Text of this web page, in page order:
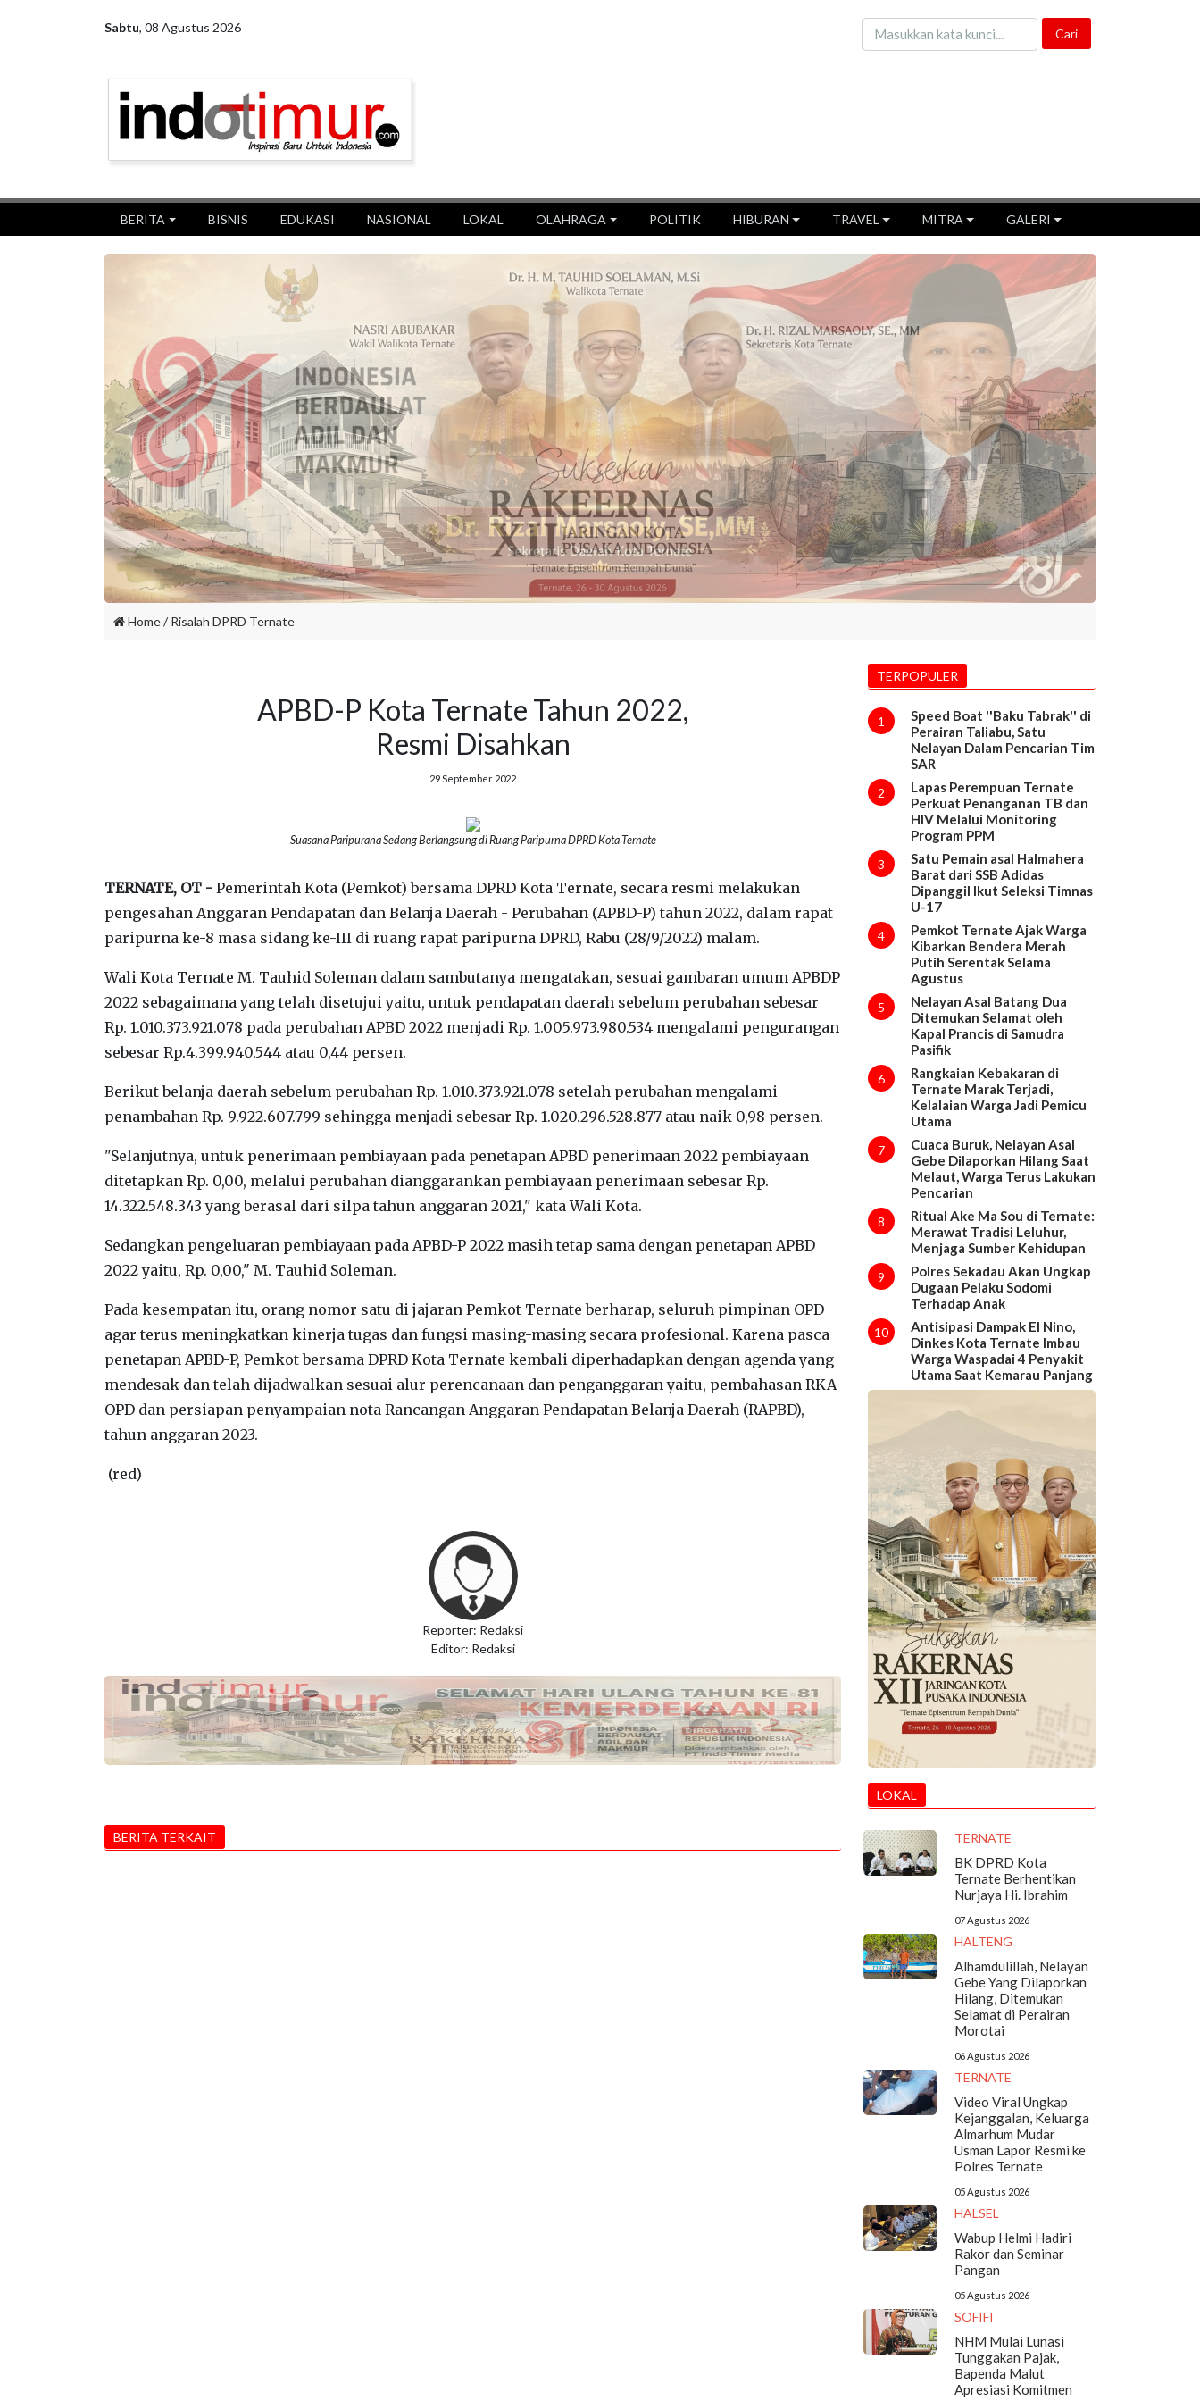
Sabtu, 08 Agustus 2026
BERITA BISNIS EDUKASI NASIONAL LOKAL OLAHRAGA POLITIK HIBURAN TRAVEL MITRA GALERI
Home/Risalah DPRD Ternate
APBD-P Kota Ternate Tahun 2022,
Resmi Disahkan
29 September 2022
Suasana Paripurana Sedang Berlangsung di Ruang Paripurna DPRD Kota Ternate
TERNATE, OT - Pemerintah Kota (Pemkot) bersama DPRD Kota Ternate, secara resmi melakukan
pengesahan Anggaran Pendapatan dan Belanja Daerah - Perubahan (APBD-P) tahun 2022, dalam rapat
paripurna ke-8 masa sidang ke-III di ruang rapat paripurna DPRD, Rabu (28/9/2022) malam.
Wali Kota Ternate M. Tauhid Soleman dalam sambutanya mengatakan, sesuai gambaran umum APBDP
2022 sebagaimana yang telah disetujui yaitu, untuk pendapatan daerah sebelum perubahan sebesar
Rp. 1.010.373.921.078 pada perubahan APBD 2022 menjadi Rp. 1.005.973.980.534 mengalami pengurangan
sebesar Rp.4.399.940.544 atau 0,44 persen.
Berikut belanja daerah sebelum perubahan Rp. 1.010.373.921.078 setelah perubahan mengalami
penambahan Rp. 9.922.607.799 sehingga menjadi sebesar Rp. 1.020.296.528.877 atau naik 0,98 persen.
"Selanjutnya, untuk penerimaan pembiayaan pada penetapan APBD penerimaan 2022 pembiayaan
ditetapkan Rp. 0,00, melalui perubahan dianggarankan pembiayaan penerimaan sebesar Rp.
14.322.548.343 yang berasal dari silpa tahun anggaran 2021," kata Wali Kota.
Sedangkan pengeluaran pembiayaan pada APBD-P 2022 masih tetap sama dengan penetapan APBD
2022 yaitu, Rp. 0,00," M. Tauhid Soleman.
Pada kesempatan itu, orang nomor satu di jajaran Pemkot Ternate berharap, seluruh pimpinan OPD
agar terus meningkatkan kinerja tugas dan fungsi masing-masing secara profesional. Karena pasca
penetapan APBD-P, Pemkot bersama DPRD Kota Ternate kembali diperhadapkan dengan agenda yang
mendesak dan telah dijadwalkan sesuai alur perencanaan dan penganggaran yaitu, pembahasan RKA
OPD dan persiapan penyampaian nota Rancangan Anggaran Pendapatan Belanja Daerah (RAPBD),
tahun anggaran 2023.
(red)
Reporter: Redaksi
Editor: Redaksi
BERITA TERKAIT
TERPOPULER
1
Speed Boat ''Baku Tabrak'' di
Perairan Taliabu, Satu
Nelayan Dalam Pencarian Tim
SAR
2
Lapas Perempuan Ternate
Perkuat Penanganan TB dan
HIV Melalui Monitoring
Program PPM
3
Satu Pemain asal Halmahera
Barat dari SSB Adidas
Dipanggil Ikut Seleksi Timnas
U-17
4
Pemkot Ternate Ajak Warga
Kibarkan Bendera Merah
Putih Serentak Selama
Agustus
5
Nelayan Asal Batang Dua
Ditemukan Selamat oleh
Kapal Prancis di Samudra
Pasifik
6
Rangkaian Kebakaran di
Ternate Marak Terjadi,
Kelalaian Warga Jadi Pemicu
Utama
7
Cuaca Buruk, Nelayan Asal
Gebe Dilaporkan Hilang Saat
Melaut, Warga Terus Lakukan
Pencarian
8
Ritual Ake Ma Sou di Ternate:
Merawat Tradisi Leluhur,
Menjaga Sumber Kehidupan
9
Polres Sekadau Akan Ungkap
Dugaan Pelaku Sodomi
Terhadap Anak
10
Antisipasi Dampak El Nino,
Dinkes Kota Ternate Imbau
Warga Waspadai 4 Penyakit
Utama Saat Kemarau Panjang
LOKAL
TERNATE
BK DPRD Kota
Ternate Berhentikan
Nurjaya Hi. Ibrahim
07 Agustus 2026
HALTENG
Alhamdulillah, Nelayan
Gebe Yang Dilaporkan
Hilang, Ditemukan
Selamat di Perairan
Morotai
06 Agustus 2026
TERNATE
Video Viral Ungkap
Kejanggalan, Keluarga
Almarhum Mudar
Usman Lapor Resmi ke
Polres Ternate
05 Agustus 2026
HALSEL
Wabup Helmi Hadiri
Rakor dan Seminar
Pangan
05 Agustus 2026
SOFIFI
NHM Mulai Lunasi
Tunggakan Pajak,
Bapenda Malut
Apresiasi Komitmen